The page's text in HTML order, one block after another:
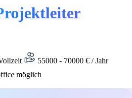
55000 - 70000 € / Jahr
möglich